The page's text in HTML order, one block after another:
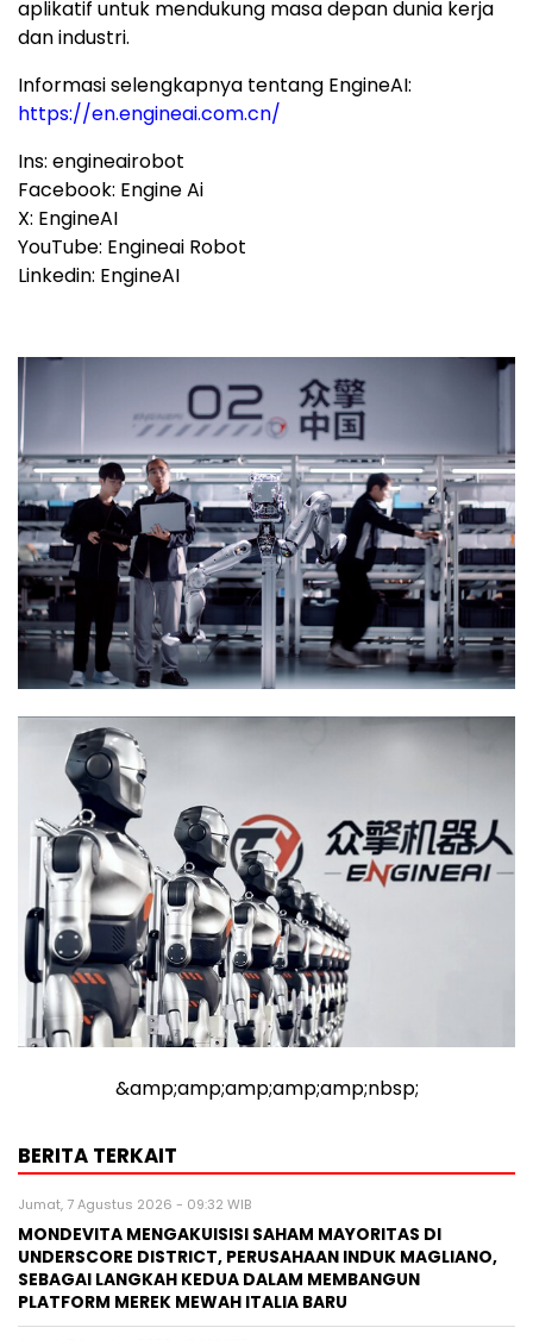
aplikatif untuk mendukung masa depan dunia kerja
dan industri.
Informasi selengkapnya tentang EngineAI:
https://en.engineai.com.cn/
Ins: engineairobot
Facebook: Engine Ai
X: EngineAI
YouTube: Engineai Robot
Linkedin: EngineAI
&amp;amp;amp;amp;amp;nbsp;
BERITA TERKAIT
Jumat, 7 Agustus 2026 - 09:32 WIB
MONDEVITA MENGAKUISISI SAHAM MAYORITAS DI
UNDERSCORE DISTRICT, PERUSAHAAN INDUK MAGLIANO,
SEBAGAI LANGKAH KEDUA DALAM MEMBANGUN
PLATFORM MEREK MEWAH ITALIA BARU